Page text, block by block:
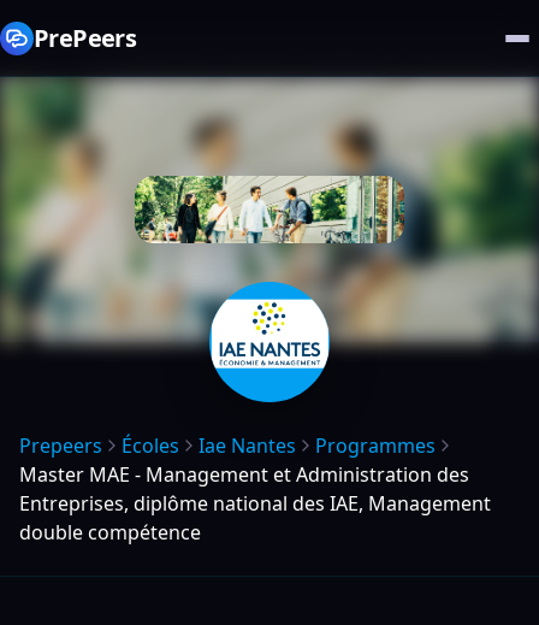
PrePeers
Prepeers Écoles Iae Nantes
Programmes
Master MAE - Management et Administration des
Entreprises, diplôme national des IAE, Management
double compétence